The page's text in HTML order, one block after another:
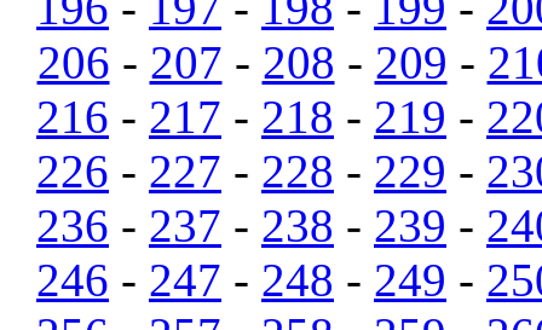
206 - 207 - 208 - 209 -
216 - 217 - 218 - 219 -
226 - 227 - 228 - 229 -
236 - 237 - 238 - 239 -
246 - 247 - 248 - 249 -